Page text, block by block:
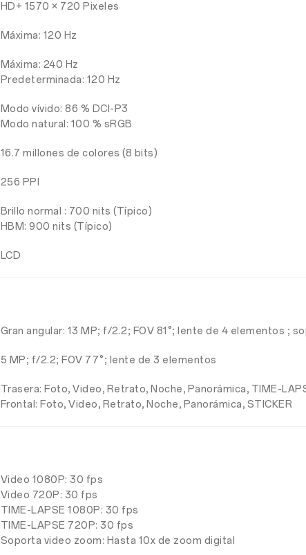
HD+ 1570 × 720 Pixeles
Máxima: 120 Hz
Máxima: 240 Hz
Predeterminada: 120 Hz
Modo vívido: 86 % DCI-P3
Modo natural: 100 % sRGB
16.7 millones de colores (8 bits)
256 PPI
Brillo normal : 700 nits (Típico)
HBM: 900 nits (Típico)
LCD
Gran angular: 13 MP; f/2.2; FOV 81°; lente de 4 elementos ;
5 MP; f/2.2; FOV 77°; lente de 3 elementos
Trasera: Foto, Video, Retrato, Noche, Panorámica, TIME-
Frontal: Foto, Video, Retrato, Noche, Panorámica, STICKER
Video 1080P: 30 fps
Video 720P: 30 fps
TIME-LAPSE 1080P: 30 fps
TIME-LAPSE 720P: 30 fps
Soporta video zoom: Hasta 10x de zoom digital